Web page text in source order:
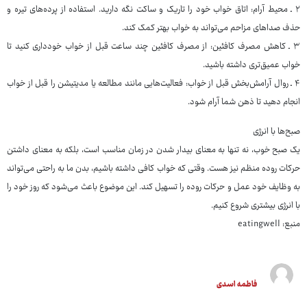
۲ ـ محیط آرام: اتاق خواب خود را تاریک و ساکت نگه دارید. استفاده از پرده‌های تیره و
حذف صداهای مزاحم می‌تواند به خواب بهتر کمک کند.
۳ ـ کاهش مصرف کافئین: از مصرف کافئین چند ساعت قبل از خواب خودداری کنید تا
خواب عمیق‌تری داشته باشید.
۴ ـ روال آرامش‌بخش قبل از خواب: فعالیت‌هایی مانند مطالعه یا مدیتیشن را قبل از خواب
انجام دهید تا ذهن شما آرام شود.
صبح‌ها با انرژی
یک صبح خوب، نه تنها به معنای بیدار شدن در زمان مناسب است، بلکه به معنای داشتن
حرکات روده منظم نیز هست. وقتی که خواب کافی داشته باشیم، بدن ما به راحتی می‌تواند
به وظایف خود عمل و حرکات روده را تسهیل کند. این موضوع باعث می‌شود که روز خود را
با انرژی بیشتری شروع کنیم.
منبع: eatingwell
فاطمه اسدی